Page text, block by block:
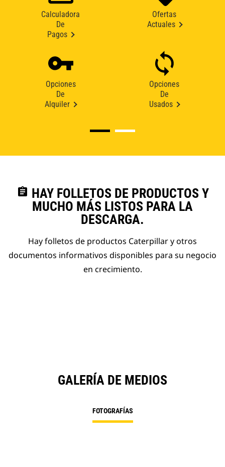
Calculadora
De
Pagos
Ofertas
Actuales
Opciones
De
Alquiler
Opciones
De
Usados
assignment HAY FOLLETOS DE PRODUCTOS Y
MUCHO MÁS LISTOS PARA LA
DESCARGA.
Hay folletos de productos Caterpillar y otros
documentos informativos disponibles para su negocio
en crecimiento.
GALERÍA DE MEDIOS
FOTOGRAFÍAS